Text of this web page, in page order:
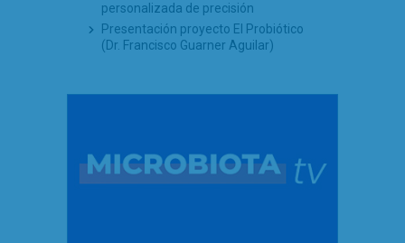
personalizada de precisión
Presentación proyecto El Probiótico
(Dr. Francisco Guarner Aguilar)